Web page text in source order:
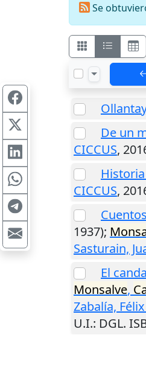
Se
Ollantay
De un
CICCUS,
CICCUS,
1937);
Sasturain,
El
Monsalve,
Zabalía,
U.I.: DGL.